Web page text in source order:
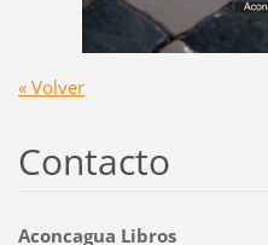
« Volver
Contacto
Aconcagua Libros